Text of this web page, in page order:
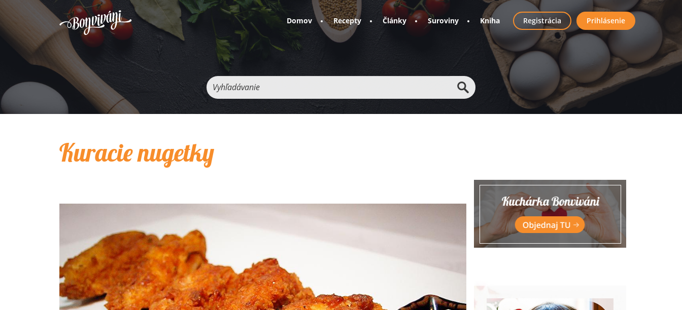
Domov Recepty Články Suroviny Kniha
User
account
menu
Registrácia Prihlásenie
Vyhľadávanie
Kuracie nugetky